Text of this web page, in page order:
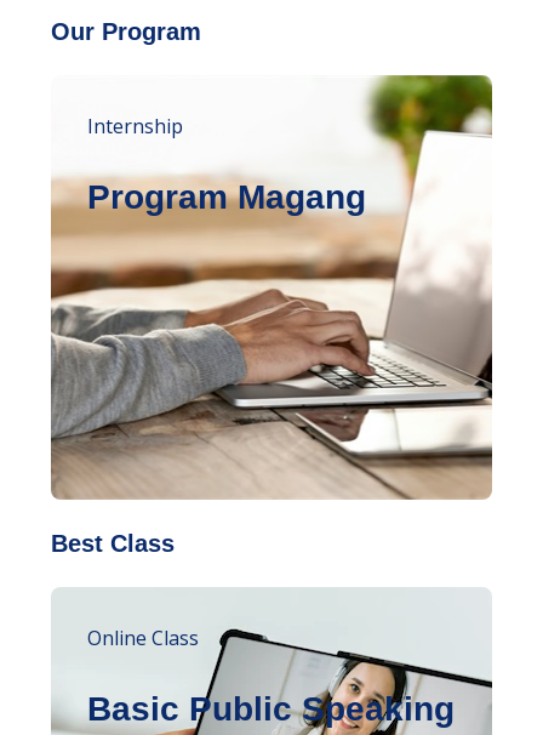
Our Program
Internship
Program Magang
Best Class
Online Class
Basic Public Speaking